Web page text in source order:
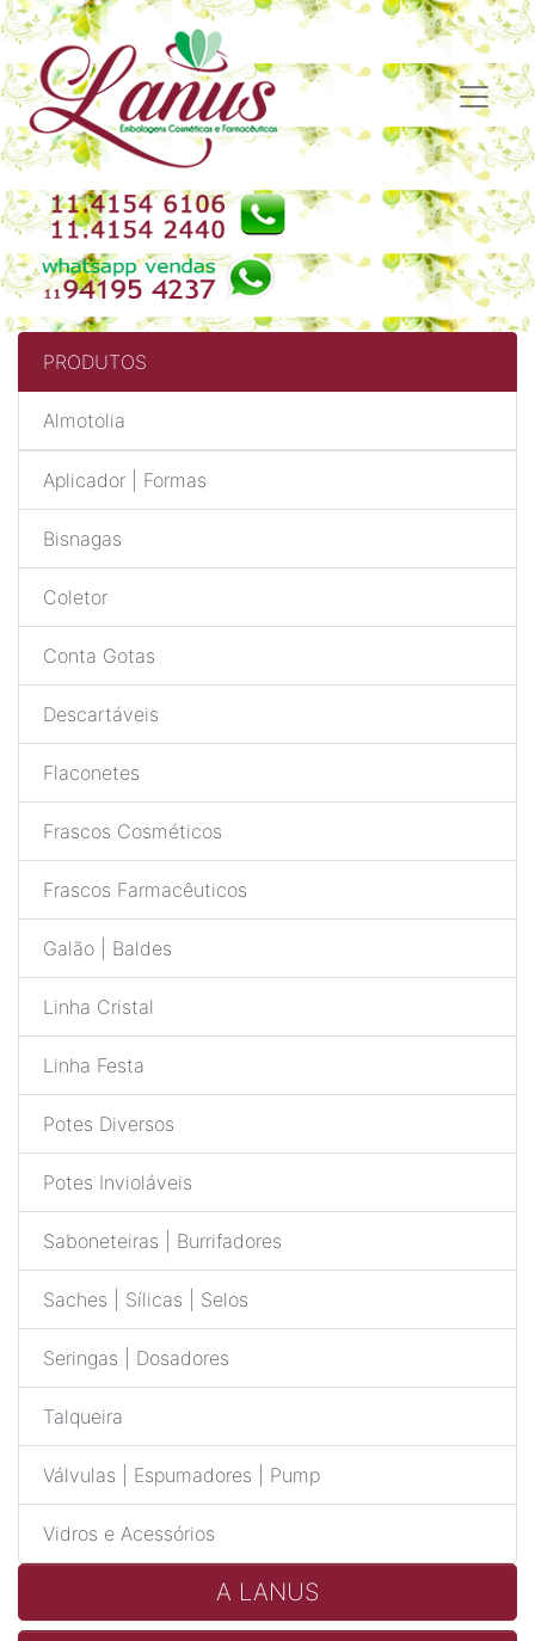
PRODUTOS
Almotolia
Aplicador | Formas
Bisnagas
Coletor
Conta Gotas
Descartáveis
Flaconetes
Frascos Cosméticos
Frascos Farmacêuticos
Galão | Baldes
Linha Cristal
Linha Festa
Potes Diversos
Potes Invioláveis
Saboneteiras | Burrifadores
Saches | Sílicas | Selos
Seringas | Dosadores
Talqueira
Válvulas | Espumadores | Pump
Vidros e Acessórios
A LANUS